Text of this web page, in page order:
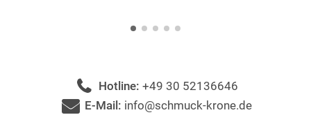
Hotline: +49 30 52136646
E-Mail: info@schmuck-krone.de